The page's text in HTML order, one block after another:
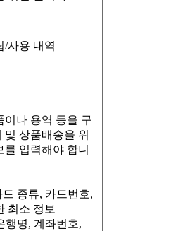
/사용 내역
나 용역 등을 구
상품배송을 위
입력해야 합니
종류, 카드번호,
최소 정보
행명, 계좌번호,